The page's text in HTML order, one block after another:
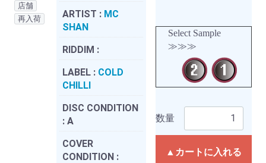
店舗
再入荷
ARTIST : MC
SHAN
RIDDIM :
LABEL : COLD
CHILLI
DISC CONDITION
: A
COVER
CONDITION :
Select Sample
≫≫≫
数量
▲カートに入れる